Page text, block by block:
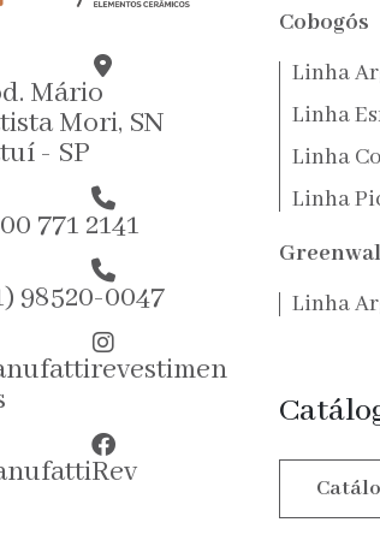
Mário
Mori, SN
- SP
771 2141
98520-0047
Cobogós
Linha
Linha
Linha
Linha
Linha